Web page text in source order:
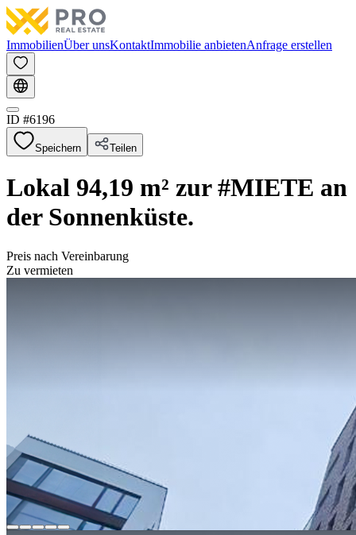
ImmobilienÜber unsKontaktImmobilie anbietenAnfrage erstellen
ID #6196
Speichern Teilen
Lokal 94,19 m² zur #MIETE an
der Sonnenküste.
Preis nach Vereinbarung
Zu vermieten